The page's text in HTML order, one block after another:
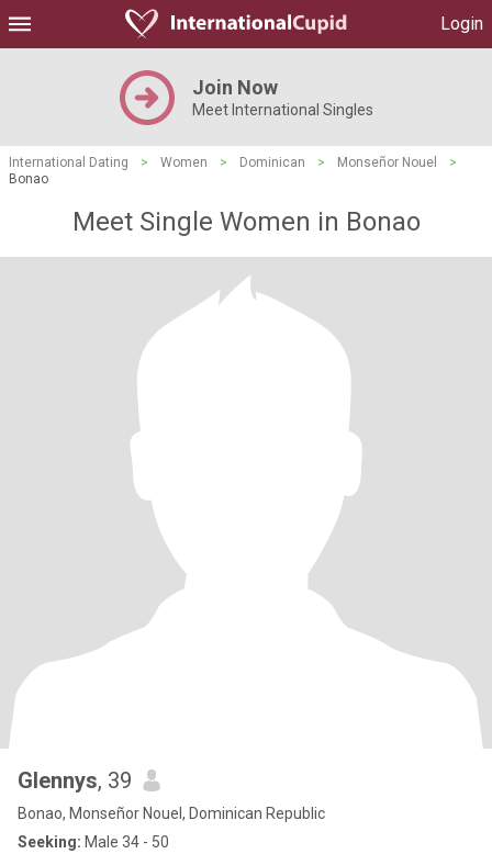
Login
Join Now
Meet International Singles
International Dating > Women > Dominican > Monseñor Nouel
>
Bonao
Meet Single Women in Bonao
Glennys, 39
Bonao, Monseñor Nouel, Dominican Republic
Seeking: Male 34 - 50